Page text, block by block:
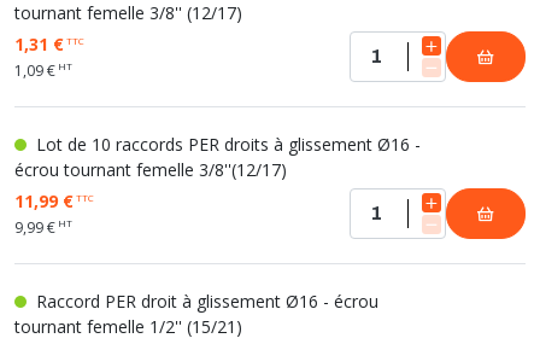
tournant femelle 3/8'' (12/17)
1,31 €TTC
1,09 € HT
Lot de 10 raccords PER droits à glissement Ø16 -
écrou tournant femelle 3/8''(12/17)
11,99 €TTC
9,99 € HT
Raccord PER droit à glissement Ø16 - écrou
tournant femelle 1/2'' (15/21)